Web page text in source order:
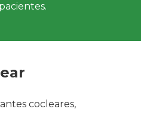
cocleares,